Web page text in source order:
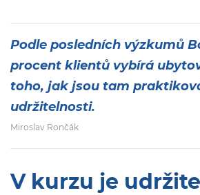
Podle posledních výzkumů
procent klientů vybírá
toho, jak jsou tam
udržitelnosti.
Miroslav Rončák
V kurzu je